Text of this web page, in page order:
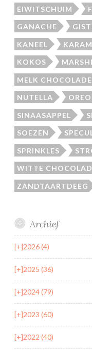
EIWITSCHUIM
GANACHE
KANEEL
KOKOS
MELK CHOCOLADE
NUTELLA OREO
SINAASAPPEL
SOEZEN
SPRINKLES
WITTE
ZANDTAARTDEEG
Archief
[+]2026 (4)
[+]2025 (36)
[+]2024 (79)
[+]2023 (60)
[+]2022 (40)